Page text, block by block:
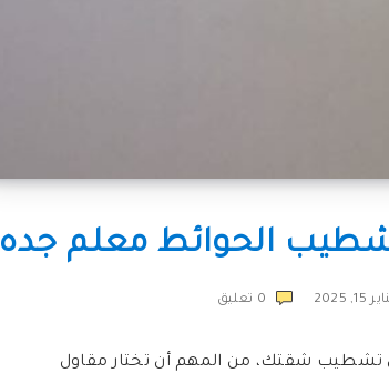
الحوائط معلم جده
15, 2025
0 تعليق
تشطيب شقتك، من المهم أن تختار مقاول